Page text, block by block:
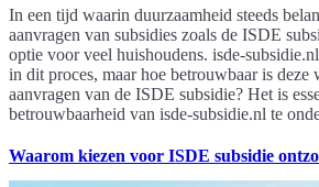
In een tijd waarin duurzaamheid steeds
aanvragen van subsidies zoals de ISDE
optie voor veel huishoudens. isde-
in dit proces, maar hoe betrouwbaar is deze
aanvragen van de ISDE subsidie? Het is
betrouwbaarheid van isde-subsidie.nl te
Waarom kiezen voor ISDE subsidie